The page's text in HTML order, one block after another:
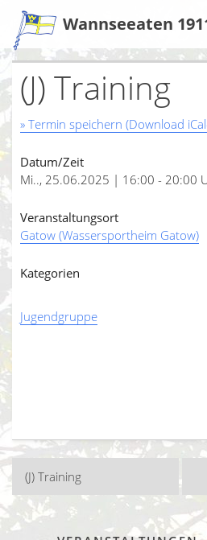
Zum
Inhalt
Wannseeaten
(J) Training
» Termin speichern (Download
Datum/Zeit
Mi.., 25.06.2025 | 16:00 - 20:00
Veranstaltungsort
Gatow (Wassersportheim Gatow)
Kategorien
Jugendgruppe
Beitragsnavigation
(J) Training